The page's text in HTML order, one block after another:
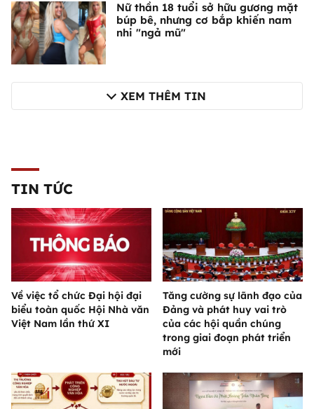
Nữ thần 18 tuổi sở hữu gương mặt
búp bê, nhưng cơ bắp khiến nam
nhi "ngả mũ"
XEM THÊM TIN
TIN TỨC
Về việc tổ chức Đại hội đại
biểu toàn quốc Hội Nhà văn
Việt Nam lần thứ XI
Tăng cường sự lãnh đạo của
Đảng và phát huy vai trò
của các hội quần chúng
trong giai đoạn phát triển
mới